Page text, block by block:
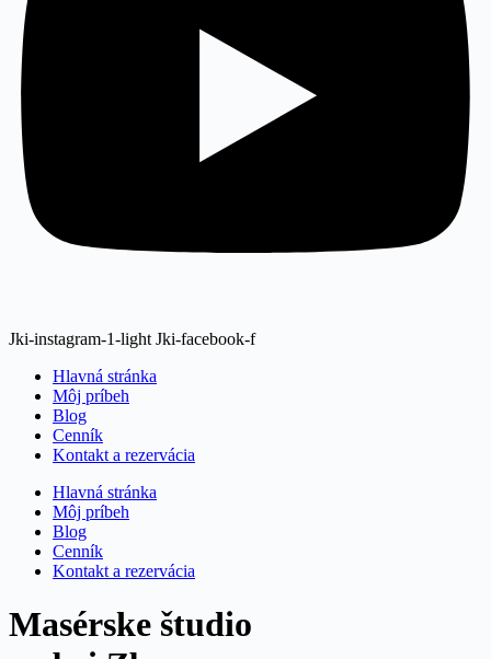
Jki-instagram-1-light Jki-facebook-f
Hlavná stránka
Môj príbeh
Blog
Cenník
Kontakt a rezervácia
Hlavná stránka
Môj príbeh
Blog
Cenník
Kontakt a rezervácia
Masérske študio